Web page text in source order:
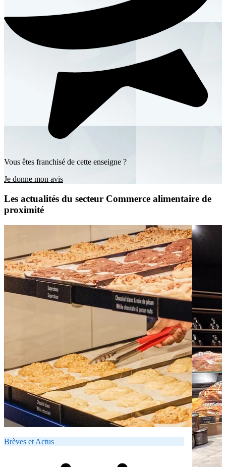
Vous êtes franchisé de cette enseigne ?
Je donne mon avis
Les actualités du secteur Commerce alimentaire de
proximité
Brèves et Actus